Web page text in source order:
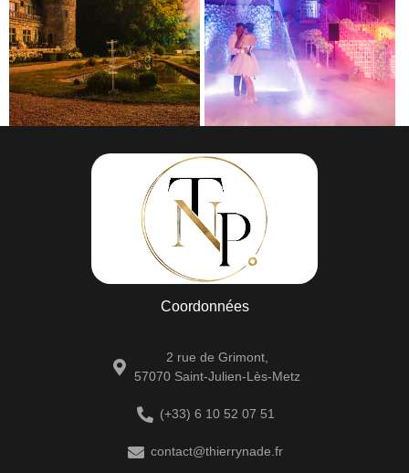
Coordonnées
2 rue de Grimont,
57070 Saint-Julien-Lès-Metz
(+33) 6 10 52 07 51
contact@thierrynade.fr